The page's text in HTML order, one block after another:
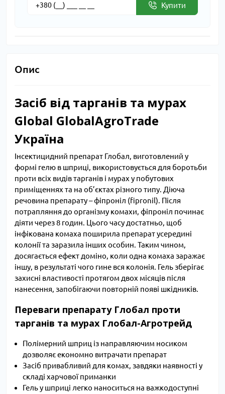
Купити
Опис
Засіб від тарганів та мурах
Global GlobalAgroTrade
Україна
Інсектицидний препарат Глобал, виготовлений у
формі гелю в шприці, використовується для боротьби
проти всіх видів тарганів і мурах у побутових
приміщеннях та на об’єктах різного типу. Діюча
речовина препарату – фіпроніл (fipronil). Після
потрапляння до організму комахи, фіпроніл починає
діяти через 8 годин. Цього часу достатньо, щоб
інфікована комаха поширила препарат усередині
колонії та заразила інших особин. Таким чином,
досягається ефект доміно, коли одна комаха заражає
іншу, в результаті чого гине вся колонія. Гель зберігає
захисні властивості протягом двох місяців після
нанесення, запобігаючи повторній появі шкідників.
Переваги препарату Глобал проти
тарганів та мурах Глобал-Агротрейд
Полімерний шприц із направляючим носиком
дозволяє економно витрачати препарат
Засіб привабливий для комах, завдяки наявності у
складі харчової приманки
Гель у шприці легко наноситься на важкодоступні